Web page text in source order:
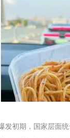
发初期，国家层面